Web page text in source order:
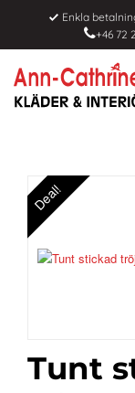
+46 72
Enkla
Deal!
Tunt